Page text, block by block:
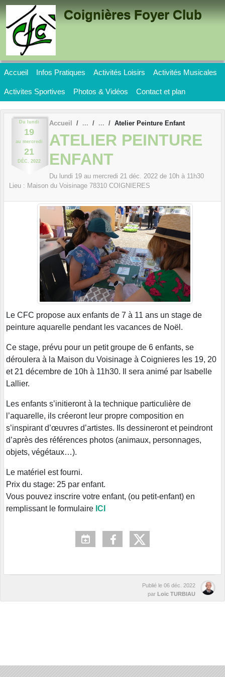
Coignières Foyer Club
Accueil Infos Pratiques Activités Loisirs Activités Musicales
Activites Sportives Photos & Vidéos Contact et plan
Du lundi
19
au mercredi
21
DÉC. 2022
Accueil Atelier Peinture Enfant
ATELIER PEINTURE
ENFANT
Du lundi 19 au mercredi 21 déc. 2022 de 10h à 11h30
Lieu : Maison du Voisinage 78310 COIGNIERES
Le CFC propose aux enfants de 7 à 11 ans un stage de
peinture aquarelle pendant les vacances de Noël.
Ce stage, prévu pour un petit groupe de 6 enfants, se
déroulera à la Maison du Voisinage à Coignieres les 19, 20
et 21 décembre de 10h à 11h30. Il sera animé par Isabelle
Lallier.
Les enfants s’initieront à la technique particulière de
l’aquarelle, ils créeront leur propre composition en
s’inspirant d’œuvres d’artistes. Ils dessineront et peindront
d’après des références photos (animaux, personnages,
objets, végétaux…).
Le matériel est fourni.
Prix du stage: 25 par enfant.
Vous pouvez inscrire votre enfant, (ou petit-enfant) en
remplissant le formulaire ICI
Publié le 06 déc. 2022
par Loïc TURBIAU
Panneau de gestion des cookies